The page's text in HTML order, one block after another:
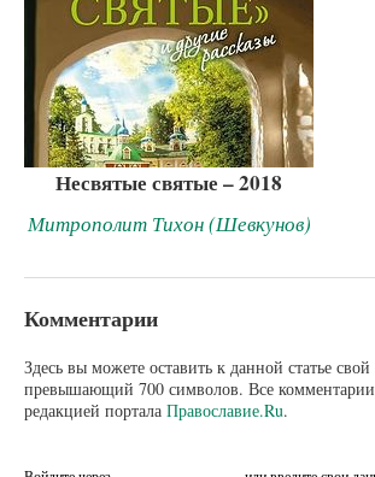
Несвятые святые – 2018
Митрополит Тихон (Шевкунов)
Комментарии
Здесь вы можете оставить к данной статье
превышающий 700 символов. Все
редакцией портала Православие.Ru.